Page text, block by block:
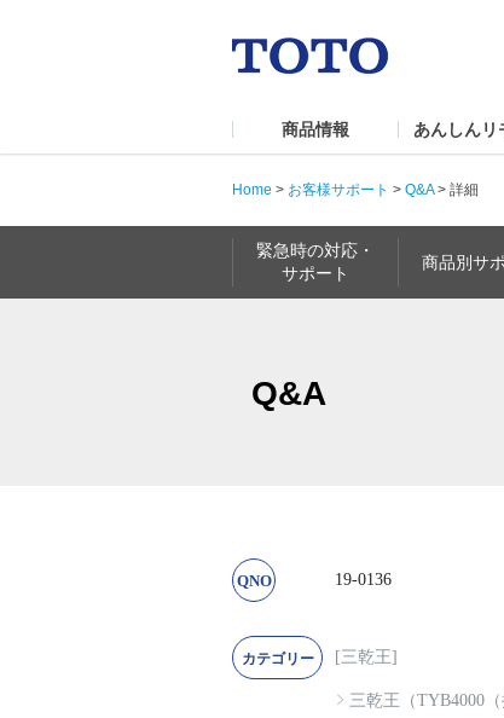
商品情報 あんしんリ
Home > お客様サポート > Q&A> 詳細
緊急時の対応・
サポート
商品別サ
Q&A
19-0136
[三乾王]
三乾王（TYB4000